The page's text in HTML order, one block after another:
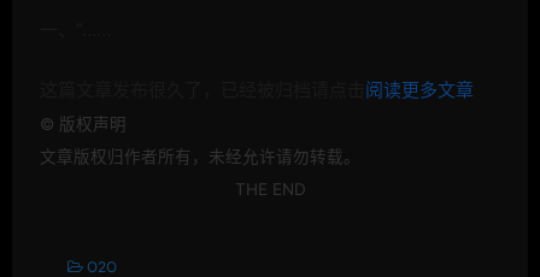
阅读更多文章
© 版权声明
文章版权归作者所有，未经允许请勿转载。
THE END
O2O